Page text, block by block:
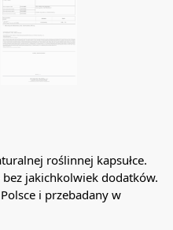
roślinnej kapsułce.
bez jakichkolwiek dodatków.
i przebadany w